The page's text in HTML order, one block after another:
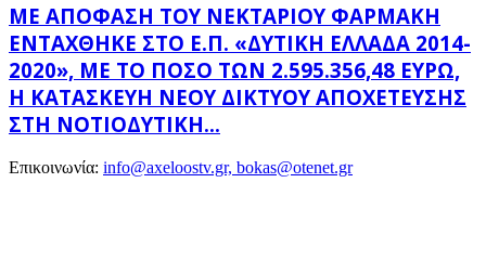
ΜΕ ΑΠΌΦΑΣΗ ΤΟΥ ΝΕΚΤΆΡΙΟΥ ΦΑΡΜΆΚΗ
ΕΝΤΆΧΘΗΚΕ ΣΤΟ Ε.Π. «ΔΥΤΙΚΉ ΕΛΛΆΔΑ 2014-
2020», ΜΕ ΤΟ ΠΟΣΌ ΤΩΝ 2.595.356,48 ΕΥΡΏ,
Η ΚΑΤΑΣΚΕΥΉ ΝΈΟΥ ΔΙΚΤΎΟΥ ΑΠΟΧΈΤΕΥΣΗΣ
ΣΤΗ ΝΟΤΙΟΔΥΤΙΚΉ...
Επικοινωνία: info@axeloostv.gr, bokas@otenet.gr